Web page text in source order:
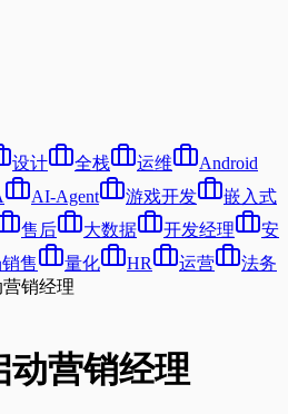
设计 全栈 运维
Android
AI-Agent 游戏开发
嵌入式
售后 大数据 开发经理
安
售 量化 HR 运营
法务
销经理
动营销经理